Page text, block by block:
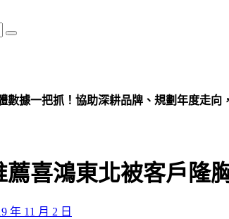
數據一把抓！協助深耕品牌、規劃年度走向
薦喜鴻東北被客戶隆
年 11 月 2 日